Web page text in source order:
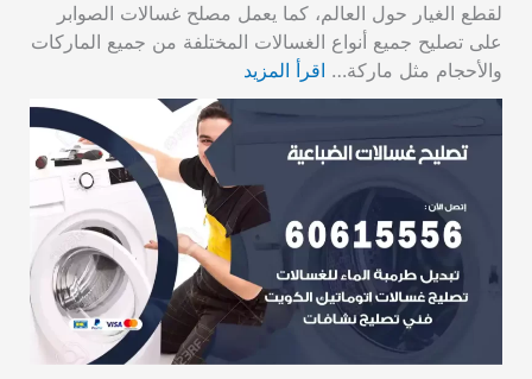
لقطع الغيار حول العالم، كما يعمل مصلح غسالات الصوابر
على تصليح جميع أنواع الغسالات المختلفة من جميع الماركات
والأحجام مثل ماركة… اقرأ المزيد